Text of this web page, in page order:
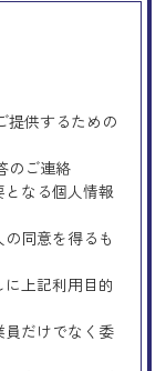
提供するための
のご連絡
となる個人情報
同意を得るも
上記利用目的
員だけでなく委